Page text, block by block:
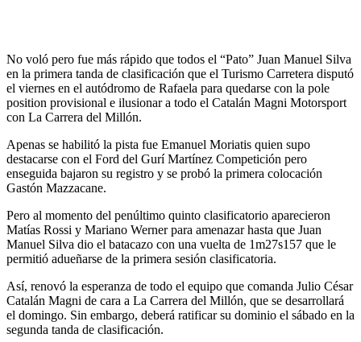
No voló pero fue más rápido que todos el “Pato” Juan Manuel Silva
en la primera tanda de clasificación que el Turismo Carretera disputó
el viernes en el autódromo de Rafaela para quedarse con la pole
position provisional e ilusionar a todo el Catalán Magni Motorsport
con La Carrera del Millón.
Apenas se habilitó la pista fue Emanuel Moriatis quien supo
destacarse con el Ford del Gurí Martínez Competición pero
enseguida bajaron su registro y se probó la primera colocación
Gastón Mazzacane.
Pero al momento del penúltimo quinto clasificatorio aparecieron
Matías Rossi y Mariano Werner para amenazar hasta que Juan
Manuel Silva dio el batacazo con una vuelta de 1m27s157 que le
permitió adueñarse de la primera sesión clasificatoria.
Así, renovó la esperanza de todo el equipo que comanda Julio César
Catalán Magni de cara a La Carrera del Millón, que se desarrollará
el domingo. Sin embargo, deberá ratificar su dominio el sábado en la
segunda tanda de clasificación.